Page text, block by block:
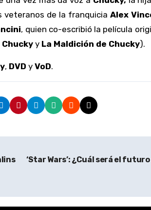
veteranos de la franquicia Alex
, quien co-escribió la película
Chucky y La Maldición de Chucky).
, DVD y VoD.
‘Star Wars’: ¿Cuál será el